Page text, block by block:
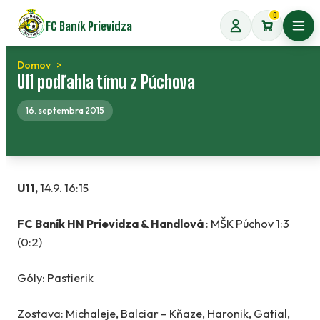
Preskočiť
na
obsah
FC Baník Prievidza
0
Domov
U11 podľahla tímu z Púchova
16. septembra 2015
U11,14.9. 16:15
FC Baník HN Prievidza & Handlová : MŠK Púchov 1:3
(0:2)
Góly: Pastierik
Zostava: Michaleje, Balciar – Kňaze, Haronik, Gatial,